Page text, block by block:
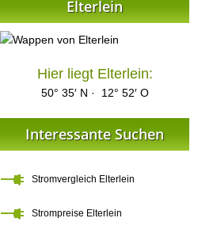
Elterlein
Hier liegt Elterlein:
50° 35′ N · 12° 52′ O
Interessante Suchen
Stromvergleich Elterlein
Strompreise Elterlein